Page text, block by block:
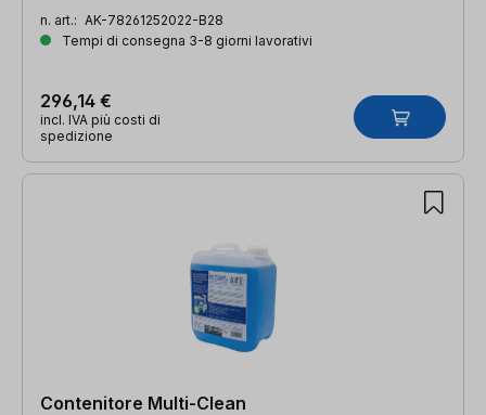
n. art.: AK-78261252022-B28
Tempi di consegna 3-8 giorni lavorativi
296,14 €
incl. IVA più costi di
spedizione
Contenitore Multi-Clean